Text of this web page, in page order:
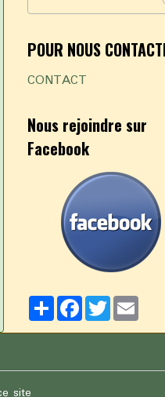
des
bab
s
POUR NOUS
CONTACT
Nous rejoindre sur
Facebook
PartagerFacebook
Twitter
site